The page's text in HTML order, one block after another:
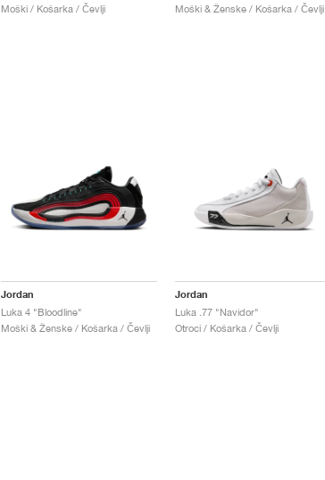
Moški / Košarka / Čevlji
Moški & Ženske / Košarka / Čevlji
Jordan
Luka 4 "Bloodline"
Moški & Ženske / Košarka / Čevlji
Jordan
Luka .77 "Navidor"
Otroci / Košarka / Čevlji